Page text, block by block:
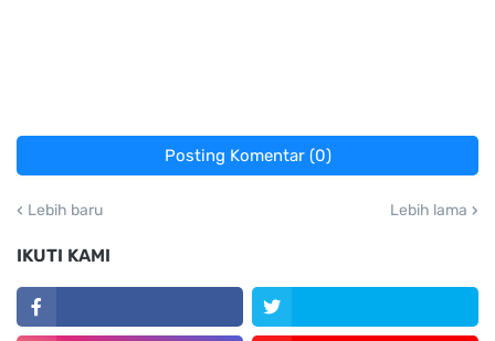
Posting Komentar (0)
Lebih baru Lebih lama
IKUTI KAMI